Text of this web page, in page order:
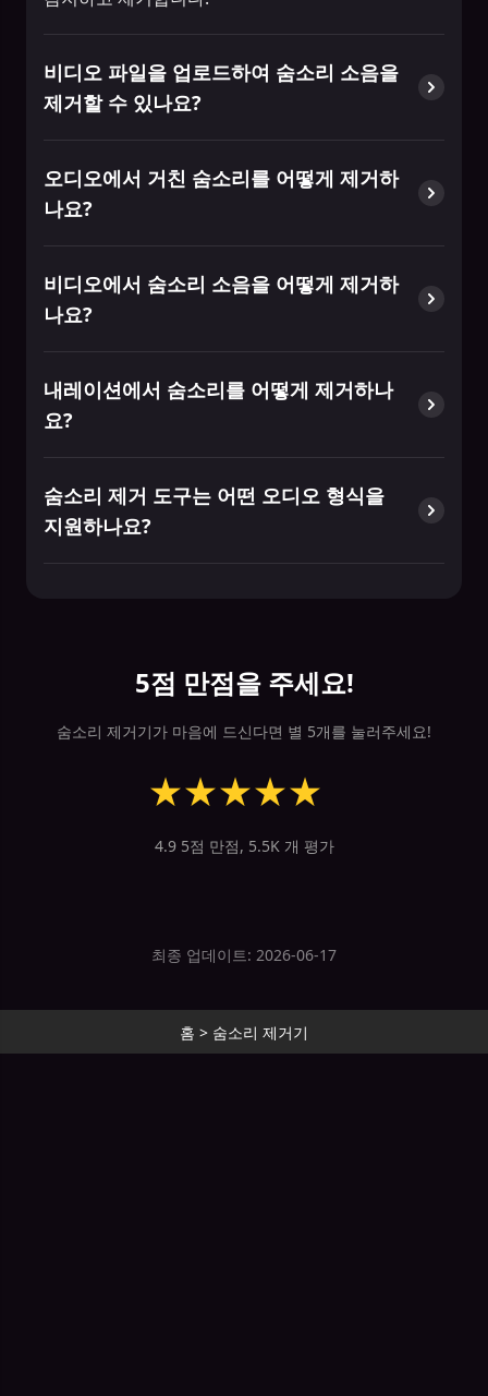
비디오 파일을 업로드하여 숨소리 소음을
제거할 수 있나요?
오디오에서 거친 숨소리를 어떻게 제거하
나요?
비디오에서 숨소리 소음을 어떻게 제거하
나요?
내레이션에서 숨소리를 어떻게 제거하나
요?
숨소리 제거 도구는 어떤 오디오 형식을
지원하나요?
5점 만점을 주세요!
숨소리 제거기가 마음에 드신다면 별 5개를 눌러주세요!
★★★★★
4.9 5점 만점, 5.5K 개 평가
최종 업데이트: 2026-06-17
홈 > 숨소리 제거기